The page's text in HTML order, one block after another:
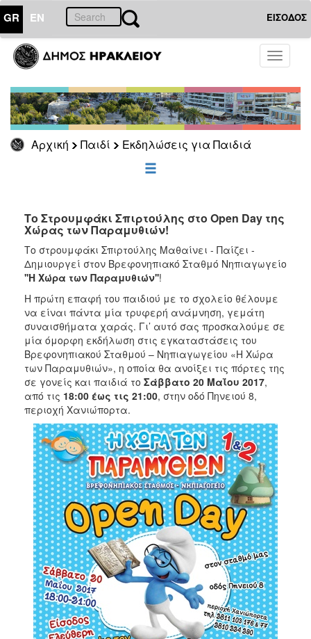
GR EN ΕΙΣΟΔΟΣ
Toggle
Αρχική Παιδί Εκδηλώσεις για Παιδιά
ΠΑΙΔΙ
για
Παιδιά
ΕΠΙΣΚΕΠΤΗΣ
ΗΡΑΚΛΕΙΟ
Το Στρουμφάκι Σπιρτούλης στο Open Day της
Χώρας των Παραμυθιών!
Το στρουμφάκι Σπιρτούλης Μαθαίνει - Παίζει -
Δημιουργεί στον Βρεφονηπιακό Σταθμό Νηπιαγωγείο
''Η Χώρα των Παραμυθιών''!
Η πρώτη επαφή του παιδιού με το σχολείο θέλουμε
να είναι πάντα μία τρυφερή ανάμνηση, γεμάτη
συναισθήματα χαράς. Γι’ αυτό σας προσκαλούμε σε
μία όμορφη εκδήλωση στις εγκαταστάσεις του
Βρεφονηπιακού Σταθμού – Νηπιαγωγείου «Η Χώρα
των Παραμυθιών», η οποία θα ανοίξει τις πόρτες της
σε γονείς και παιδιά το Σάββατο 20 Μαΐου 2017,
από τις 18:00 έως τις 21:00, στην οδό Πηνειού 8,
περιοχή Χανιώπορτα.